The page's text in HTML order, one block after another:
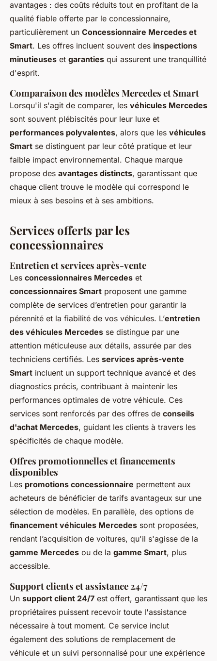
avantages : des coûts réduits tout en profitant de la
qualité fiable offerte par le concessionnaire,
particulièrement un Concessionnaire Mercedes et
Smart. Les offres incluent souvent des inspections
minutieuses et garanties qui assurent une tranquillité
d'esprit.
Comparaison des modèles Mercedes et Smart
Lorsqu'il s'agit de comparer, les véhicules Mercedes
sont souvent plébiscités pour leur luxe et
performances polyvalentes, alors que les véhicules
Smart se distinguent par leur côté pratique et leur
faible impact environnemental. Chaque marque
propose des avantages distincts, garantissant que
chaque client trouve le modèle qui correspond le
mieux à ses besoins et à ses ambitions.
Services offerts par les
concessionnaires
Entretien et services après-vente
Les concessionnaires Mercedes et
concessionnaires Smart proposent une gamme
complète de services d’entretien pour garantir la
pérennité et la fiabilité de vos véhicules. L’entretien
des véhicules Mercedes se distingue par une
attention méticuleuse aux détails, assurée par des
techniciens certifiés. Les services après-vente
Smart incluent un support technique avancé et des
diagnostics précis, contribuant à maintenir les
performances optimales de votre véhicule. Ces
services sont renforcés par des offres de conseils
d'achat Mercedes, guidant les clients à travers les
spécificités de chaque modèle.
Offres promotionnelles et financements
disponibles
Les promotions concessionnaire permettent aux
acheteurs de bénéficier de tarifs avantageux sur une
sélection de modèles. En parallèle, des options de
financement véhicules Mercedes sont proposées,
rendant l’acquisition de voitures, qu'il s'agisse de la
gamme Mercedes ou de la gamme Smart, plus
accessible.
Support clients et assistance 24/7
Un support client 24/7 est offert, garantissant que les
propriétaires puissent recevoir toute l'assistance
nécessaire à tout moment. Ce service inclut
également des solutions de remplacement de
véhicule et un suivi personnalisé pour une expérience